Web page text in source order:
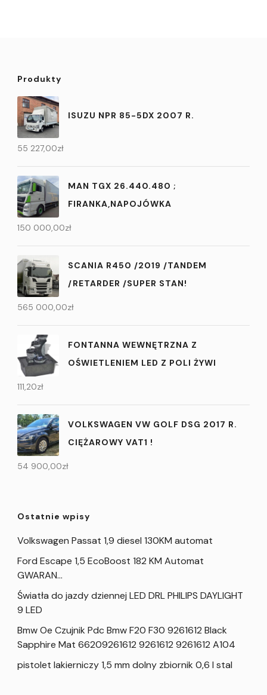
Produkty
ISUZU NPR 85-5DX 2007 R.
55 227,00zł
MAN TGX 26.440.480 ;
FIRANKA,NAPOJÓWKA
150 000,00zł
SCANIA R450 /2019 /TANDEM
/RETARDER /SUPER STAN!
565 000,00zł
FONTANNA WEWNĘTRZNA Z
OŚWIETLENIEM LED Z POLI ŻYWI
111,20zł
VOLKSWAGEN VW GOLF DSG 2017 R.
CIĘŻAROWY VAT1 !
54 900,00zł
Ostatnie wpisy
Volkswagen Passat 1,9 diesel 130KM automat
Ford Escape 1,5 EcoBoost 182 KM Automat
GWARAN…
Światła do jazdy dziennej LED DRL PHILIPS DAYLIGHT
9 LED
Bmw Oe Czujnik Pdc Bmw F20 F30 9261612 Black
Sapphire Mat 66209261612 9261612 9261612 A104
pistolet lakierniczy 1,5 mm dolny zbiornik 0,6 l stal